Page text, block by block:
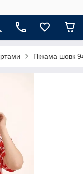
Піжама шовк